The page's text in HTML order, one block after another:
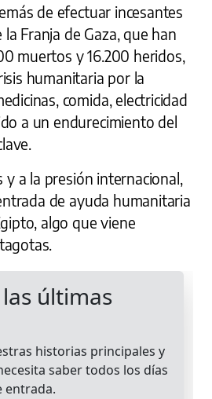
de efectuar incesantes
Franja de Gaza, que han
muertos y 16.200 heridos,
humanitaria por la
comida, electricidad
a un endurecimiento del
y a la presión internacional,
de ayuda humanitaria
algo que viene